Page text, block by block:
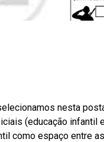
nesta
(educação infantil
como espaço entre